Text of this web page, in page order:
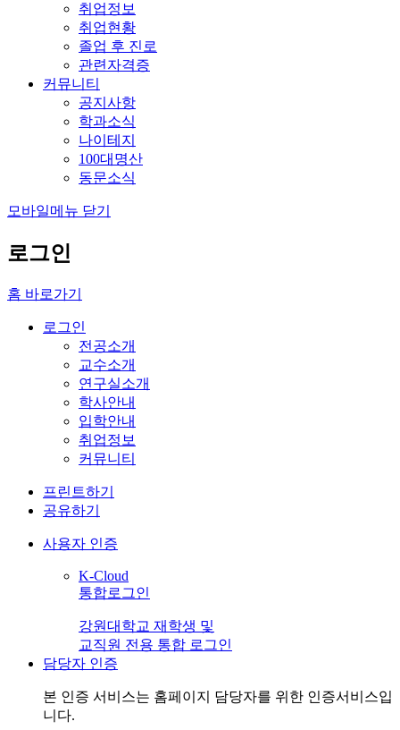
취업정보
취업현황
졸업 후 진로
관련자격증
커뮤니티
공지사항
학과소식
나이테지
100대명산
동문소식
모바일메뉴 닫기
로그인
홈 바로가기
로그인
전공소개
교수소개
연구실소개
학사안내
입학안내
취업정보
커뮤니티
프린트하기
공유하기
사용자 인증
K-Cloud
통합로그인
강원대학교 재학생 및
교직원 전용 통합 로그인
담당자 인증
본 인증 서비스는 홈페이지 담당자를 위한 인증서비스입
니다.